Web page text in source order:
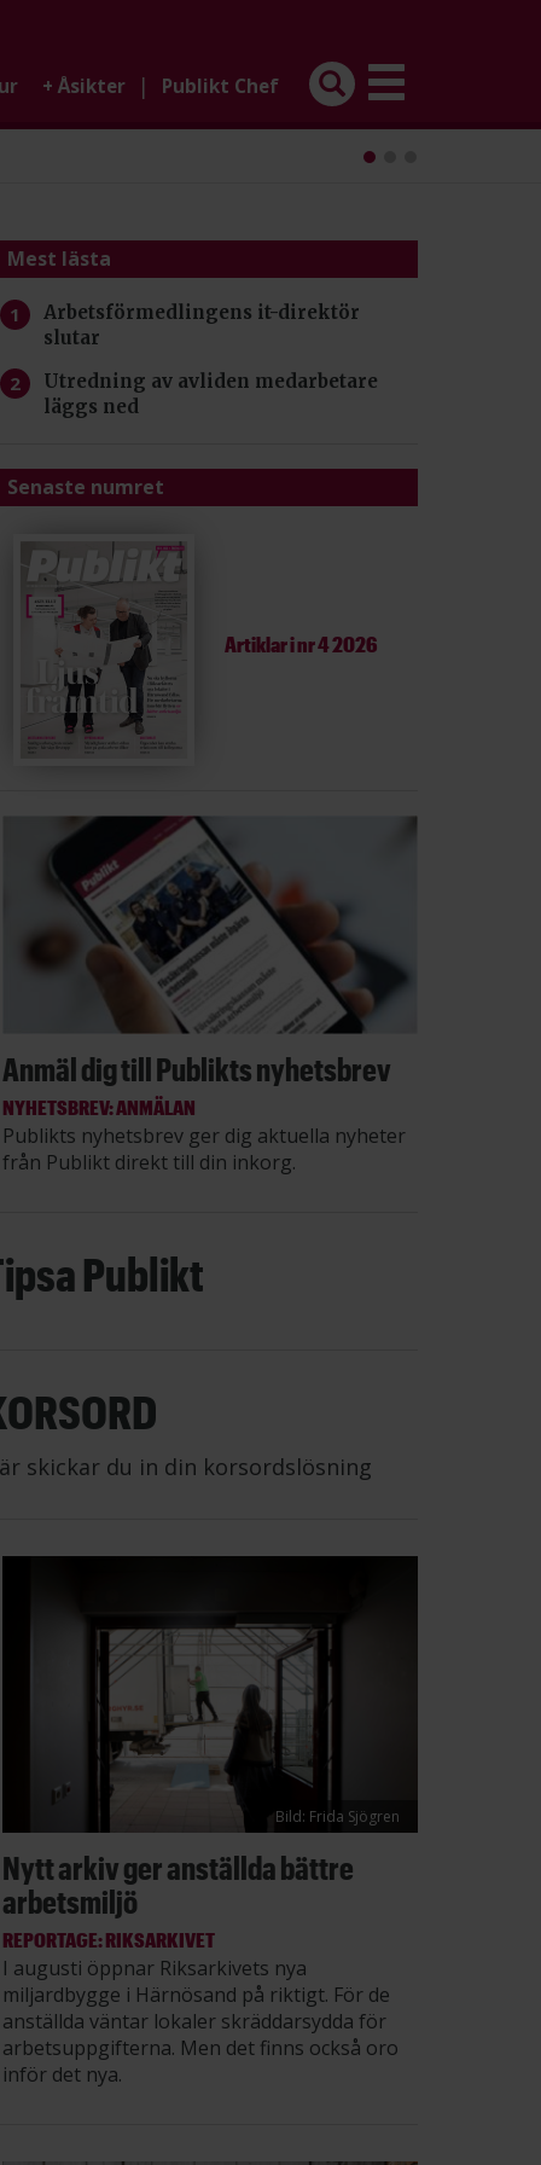
+ Åsikter | Publikt Chef
Mest lästa
Arbetsförmedlingens it-direktör
slutar
Utredning av avliden medarbetare
läggs ned
Senaste numret
Artiklar inr 4 2026
Anmäl dig till Publikts nyhetsbrev
NYHETSBREV: ANMÄLAN
Publikts nyhetsbrev ger dig aktuella nyheter
från Publikt direkt till din inkorg.
Publikt
skickar du in din korsordslösning
Bild: Frida Sjögren
Nytt arkiv ger anställda bättre
arbetsmiljö
REPORTAGE: RIKSARKIVET
I augusti öppnar Riksarkivets nya
miljardbygge i Härnösand på riktigt. För de
anställda väntar lokaler skräddarsydda för
arbetsuppgifterna. Men det finns också oro
inför det nya.